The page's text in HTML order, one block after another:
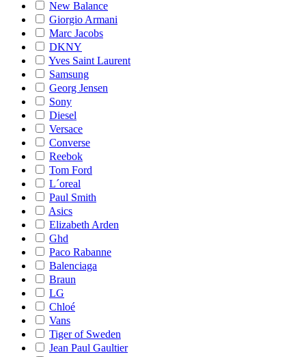
New Balance
Giorgio Armani
Marc Jacobs
DKNY
Yves Saint Laurent
Samsung
Georg Jensen
Sony
Diesel
Versace
Converse
Reebok
Tom Ford
L´oreal
Paul Smith
Asics
Elizabeth Arden
Ghd
Paco Rabanne
Balenciaga
Braun
LG
Chloé
Vans
Tiger of Sweden
Jean Paul Gaultier